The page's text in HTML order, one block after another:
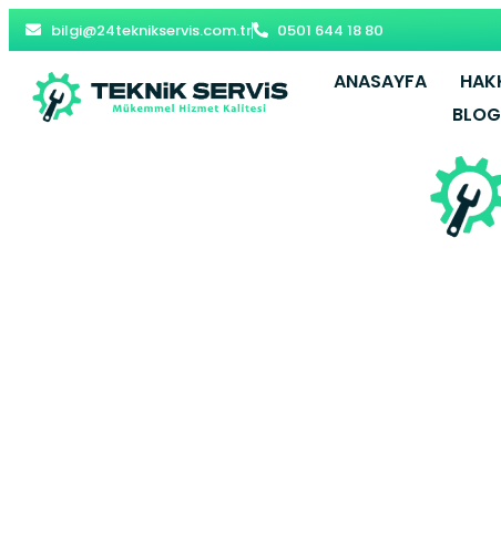
bilgi@24teknikservis.com.tr 0501 644 18 80
ANASAYFA
BLOG